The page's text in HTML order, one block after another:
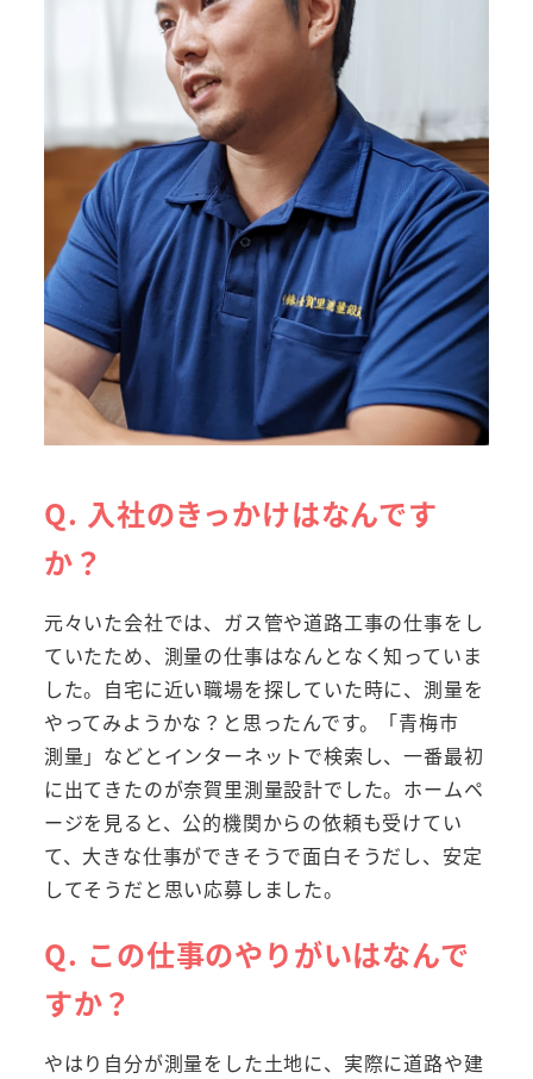
Q. 入社のきっかけはなんです
か？
元々いた会社では、ガス管や道路工事の仕事をし
ていたため、測量の仕事はなんとなく知っていま
した。自宅に近い職場を探していた時に、測量を
やってみようかな？と思ったんです。「青梅市
測量」などとインターネットで検索し、一番最初
に出てきたのが奈賀里測量設計でした。 ホームペ
ージを見ると、公的機関からの依頼も受けてい
て、大きな仕事ができそうで面白そうだし、安定
してそうだと思い応募しました。
Q. この仕事のやりがいはなんで
すか？
やはり自分が測量をした土地に、実際に道路や建